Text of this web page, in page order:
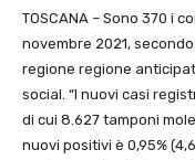
TOSCANA – Sono 370 i
novembre 2021,
regione regione
social. “I nuovi casi
di cui 8.627 tamponi
nuovi positivi è 0,95%